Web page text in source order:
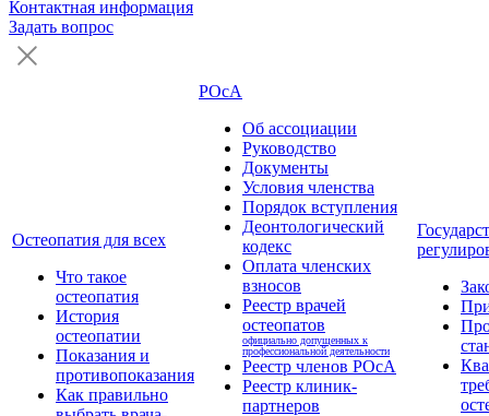
Контактная информация
Задать вопрос
Остеопатия для всех
Что такое
остеопатия
История
остеопатии
Показания и
противопоказания
Как правильно
РОсА
Об ассоциации
Руководство
Документы
Условия членства
Порядок вступления
Деонтологический
кодекс
Оплата членских
взносов
Реестр врачей
остеопатов
официально допущенных к
профессиональной деятельности
Реестр членов РОсА
Реестр клиник-
партнеров